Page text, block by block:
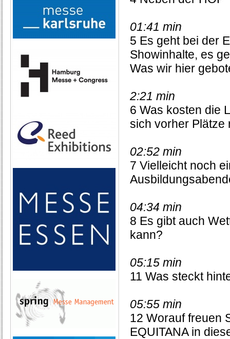
01:41 min
5 Es geht bei der
Showinhalte, es
Was wir hier
2:21 min
6 Was kosten die
sich vorher Plätze
02:52 min
7 Vielleicht noch
04:34 min
8 Es gibt auch
kann?
05:15 min
11 Was steckt
05:55 min
12 Worauf freuen
EQUITANA in